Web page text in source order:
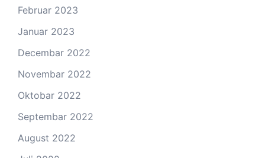
Februar 2023
Januar 2023
Decembar 2022
Novembar 2022
Oktobar 2022
Septembar 2022
August 2022